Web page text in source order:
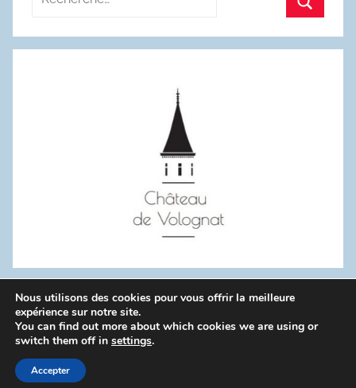
:
WordPress Theme: Donovan by ThemeZee.
Politique de confidentialité
Nous utilisons des cookies pour vous offrir la meilleure
expérience sur notre site.
You can find out more about which cookies we are using or
switch them off in settings.
Accepter